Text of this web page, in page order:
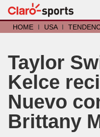
HOME I USA I
Taylor
Kelce
Nuevo
Brittany